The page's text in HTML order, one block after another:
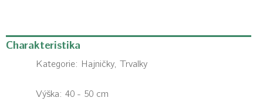
Charakteristika
Kategorie: Hajničky, Trvalky
Výška: 40 - 50 cm